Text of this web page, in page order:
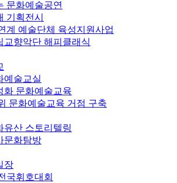
문화예술공연
기획전시
계 예술단체 육성지원사업
교향악단 해피클래식
예술교실
화 문화예술교육
문화예술교육 거점 구축
유산 스토리텔링
문화탐방
장
국휘호대회